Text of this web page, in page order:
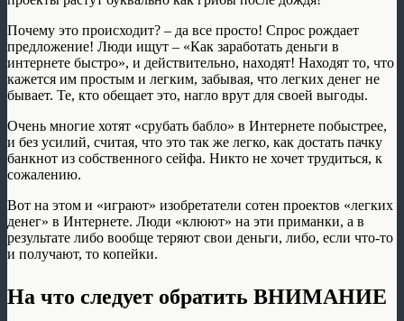
Почему это происходит? – да все просто! Спрос рождает
предложение! Люди ищут – «Как заработать деньги в
интернете быстро», и действительно, находят! Находят то, что
кажется им простым и легким, забывая, что легких денег не
бывает. Те, кто обещает это, нагло врут для своей выгоды.
Очень многие хотят «срубать бабло» в Интернете побыстрее,
и без усилий, считая, что это так же легко, как достать пачку
банкнот из собственного сейфа. Никто не хочет трудиться, к
сожалению.
Вот на этом и «играют» изобретатели сотен проектов «легких
денег» в Интернете. Люди «клюют» на эти приманки, а в
результате либо вообще теряют свои деньги, либо, если что-то
и получают, то копейки.
На что следует обратить ВНИМАНИЕ